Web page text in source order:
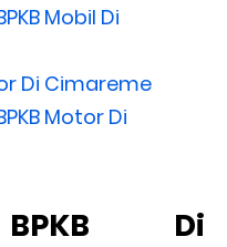
Mobil Di
Di Cimareme
Motor Di
Di